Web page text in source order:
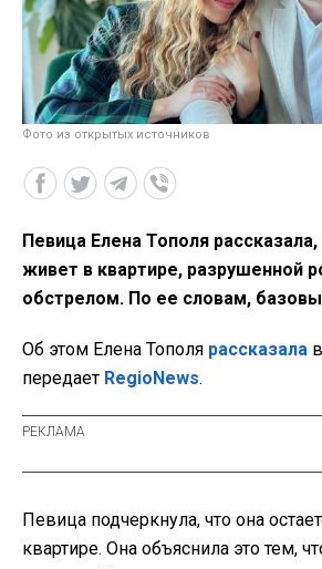
Фото из открытых источников
Певица Елена Тополя
живет в квартире, разрушенной
обстрелом. По ее словам,
Об этом Елена Тополя рассказала
передает RegioNews.
Певица подчеркнула, что она
квартире. Она объяснила это тем,